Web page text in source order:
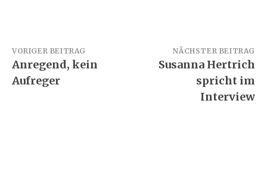
Beitragsnavigation
VORIGER BEITRAG
Anregend, kein
Aufreger
NÄCHSTER BEITRAG
Susanna Hertrich
spricht im
Interview